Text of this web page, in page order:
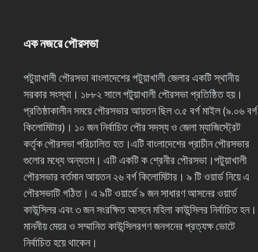
এক নজরে পৌরসভা
পটুয়াখালী পৌরসভা বাংলাদেশের পটুয়াখালী জেলার একটি স্থানীয়
সরকার সংস্থা। ১৮৮২ সালে পটুয়াখালী পৌরসভা প্রতিষ্ঠিত হয়।
প্রতিষ্ঠাকালীন সময়ে পৌরসভার আয়তন ছিল ৩.৫ বর্গ মাইল (৯.০৬ বর্গ
কিলোমিটার)। ১০ জন নির্বাচিত পৌর সদস্য ও জেলা ম্যাজিস্ট্রেট
কর্তৃক পৌরসভা পরিচালিত হত।এটি বাংলাদেশের প্রাচীন পৌরসভার
গুলোর মধ্যে অন্যতম। এটি একটি ক শ্রেনীর পৌরসভা।পটুয়াখালী
পৌরসভার বর্তমান আয়তন ২৬ বর্গ কিলোমিটার। ৯ টি ওয়ার্ড নিয়ে এ
পৌরসভাটি গঠিত। এ ৯টি ওয়ার্ডে ৯ জন সাধারণ আসনের ওয়ার্ড
কাউন্সিলর এবং ৩ জন সংরক্ষিত আসনে মহিলা কাউন্সিলর নির্বাচিত হন।
মাননীয় মেয়র ও সম্মানিত কাউন্সিলরগণ জনগনের প্রত্যক্ষ ভোটে
নির্বাচিত হয়ে থাকেন।